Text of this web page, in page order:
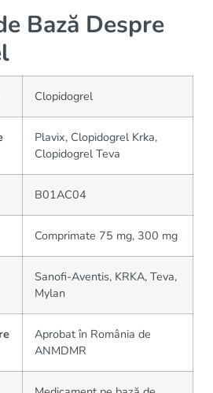
Bază Despre
Clopidogrel
Plavix, Clopidogrel Krka,
Clopidogrel Teva
B01AC04
Comprimate 75 mg, 300 mg
Sanofi-Aventis, KRKA, Teva,
Mylan
Aprobat în România de
ANMDMR